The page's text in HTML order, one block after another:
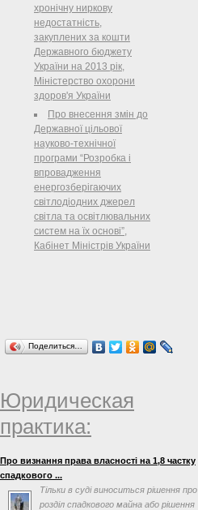
хронічну ниркову
недостатність,
закуплених за кошти
Державного бюджету
України на 2013 рік,
Міністерство охорони
здоров'я України
Про внесення змін до
Державної цільової
науково-технічної
програми “Розробка і
впровадження
енергозберігаючих
світлодіодних джерел
світла та освітлювальних
систем на їх основі”,
Кабінет Міністрів України
Поделиться…
Юридическая
практика:
Про визнання права власності на 1,8 частку
спадкового ...
Тільки в суді виноситься рішення про
розділ спадкового майна або рішення